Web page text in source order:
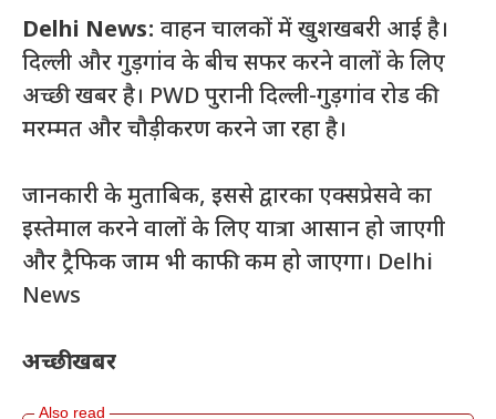
Delhi News: वाहन चालकों में खुशखबरी आई है।
दिल्ली और गुड़गांव के बीच सफर करने वालों के लिए
अच्छी खबर है। PWD पुरानी दिल्ली-गुड़गांव रोड की
मरम्मत और चौड़ीकरण करने जा रहा है।
जानकारी के मुताबिक, इससे द्वारका एक्सप्रेसवे का
इस्तेमाल करने वालों के लिए यात्रा आसान हो जाएगी
और ट्रैफिक जाम भी काफी कम हो जाएगा। Delhi
News
अच्छी खबर